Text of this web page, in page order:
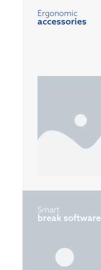
Ergonomic
accessories
Smart
break software